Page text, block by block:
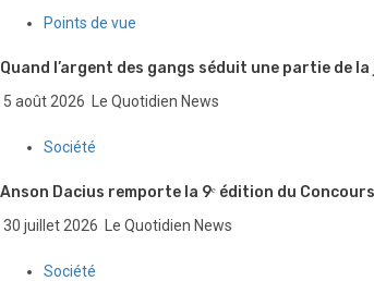
Points de vue
Quand l’argent des gangs séduit une partie de
5 août 2026 Le Quotidien News
Société
Anson Dacius remporte la 9ᵉ édition du
30 juillet 2026 Le Quotidien News
Société